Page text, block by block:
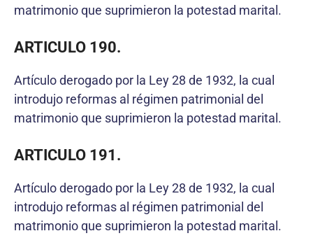
matrimonio que suprimieron la potestad marital.
ARTICULO 190.
Artículo derogado por la Ley 28 de 1932, la cual
introdujo reformas al régimen patrimonial del
matrimonio que suprimieron la potestad marital.
ARTICULO 191.
Artículo derogado por la Ley 28 de 1932, la cual
introdujo reformas al régimen patrimonial del
matrimonio que suprimieron la potestad marital.